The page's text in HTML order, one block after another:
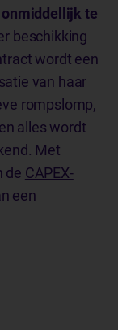
te
beschikking
wordt een
van haar
rompslomp,
alles wordt
Met
de CAPEX-
een